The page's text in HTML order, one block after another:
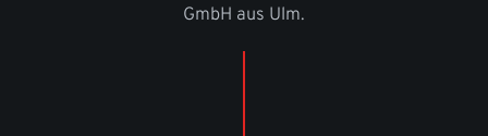
GmbH aus Ulm.